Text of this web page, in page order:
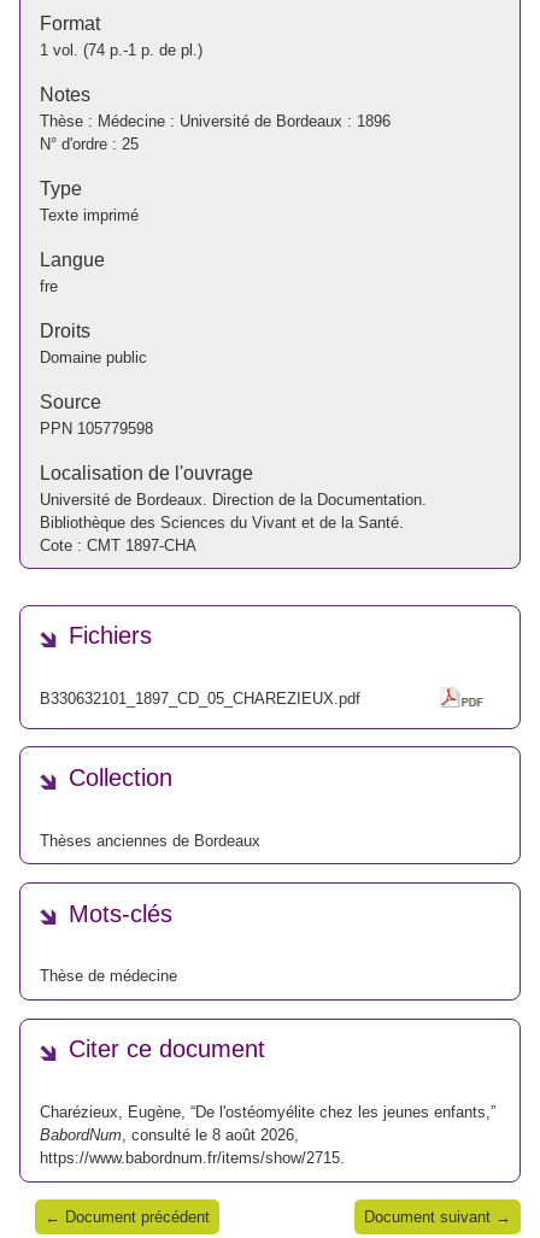
Format
1 vol. (74 p.-1 p. de pl.)
Notes
Thèse : Médecine : Université de Bordeaux : 1896
N° d'ordre : 25
Type
Texte imprimé
Langue
fre
Droits
Domaine public
Source
PPN 105779598
Localisation de l'ouvrage
Université de Bordeaux. Direction de la Documentation.
Bibliothèque des Sciences du Vivant et de la Santé.
Cote : CMT 1897-CHA
Fichiers
B330632101_1897_CD_05_CHAREZIEUX.pdf
Collection
Thèses anciennes de Bordeaux
Mots-clés
Thèse de médecine
Citer ce document
Charézieux, Eugène, “De l'ostéomyélite chez les jeunes enfants,”
BabordNum , consulté le 8 août 2026,
https://www.babordnum.fr/items/show/2715
← Document précédent Document suivant →